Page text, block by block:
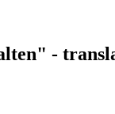
-